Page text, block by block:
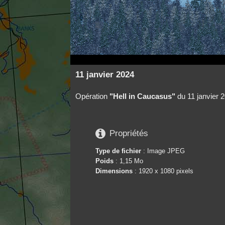
11 janvier 2024
Opération "Hell in Caucasus" du 11 janvier
 Propriétés
Type de fichier: Image JPEG
Poids: 1,15 Mo
Dimensions: 1920 x 1080 pixels